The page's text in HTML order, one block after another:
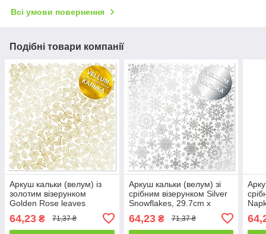
Всі умови повернення
Подібні товари компанії
Аркуш кальки (велум) із
золотим візерунком
Golden Rose leaves
64,23 ₴ 71,37 ₴
Аркуш кальки (велум) зі
срібним візерунком Silver
Snowflakes, 29.7cm x
64,23₴ 71,37 ₴